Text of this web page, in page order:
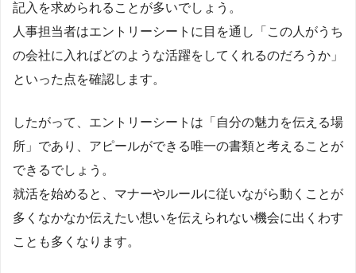
記入を求められることが多いでしょう。
人事担当者はエントリーシートに目を通し「この人がうち
の会社に入ればどのような活躍をしてくれるのだろうか」
といった点を確認します。
したがって、エントリーシートは「自分の魅力を伝える場
所」であり、アピールができる唯一の書類と考えることが
できるでしょう。
就活を始めると、マナーやルールに従いながら動くことが
多くなかなか伝えたい想いを伝えられない機会に出くわす
ことも多くなります。